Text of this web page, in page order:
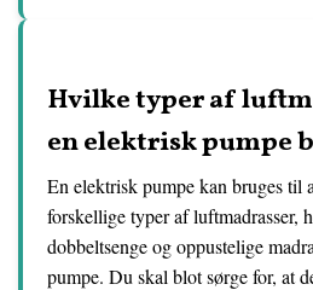
Hvilke typer af
en elektrisk pumpe
En elektrisk pumpe kan bruges til
forskellige typer af luftmadrasser,
dobbeltsenge og oppustelige
pumpe. Du skal blot sørge for, at